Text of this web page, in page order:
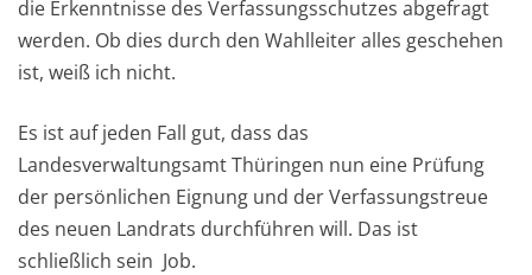
die Erkenntnisse des Verfassungsschutzes abgefragt
werden. Ob dies durch den Wahlleiter alles geschehen
ist, weiß ich nicht.
Es ist auf jeden Fall gut, dass das
Landesverwaltungsamt Thüringen nun eine Prüfung
der persönlichen Eignung und der Verfassungstreue
des neuen Landrats durchführen will. Das ist
schließlich sein Job.